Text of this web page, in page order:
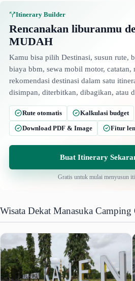
Itinerary Builder
Rencanakan liburanmu
MUDAH
Kamu bisa pilih Destinasi, susun rute,
biaya bbm, sewa mobil motor, catatan,
rekomendasi destinasi dalam satu
disimpan, diterbitkan, dibagikan, atau
Rute otomatis
Kalkulasi budget
Download PDF & Image
Fitur
Buat Itinerary
Gratis untuk mulai menyusun
Wisata Dekat Manasuka Camping